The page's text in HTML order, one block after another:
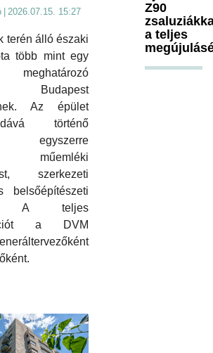
2026.07.15. 15:27
terén álló északi
több mint egy
meghatározó
Budapest
Az épület
történő
egyszerre
műemléki
szerkezeti
belsőépítészeti
A teljes
a DVM
Z90
a teljes